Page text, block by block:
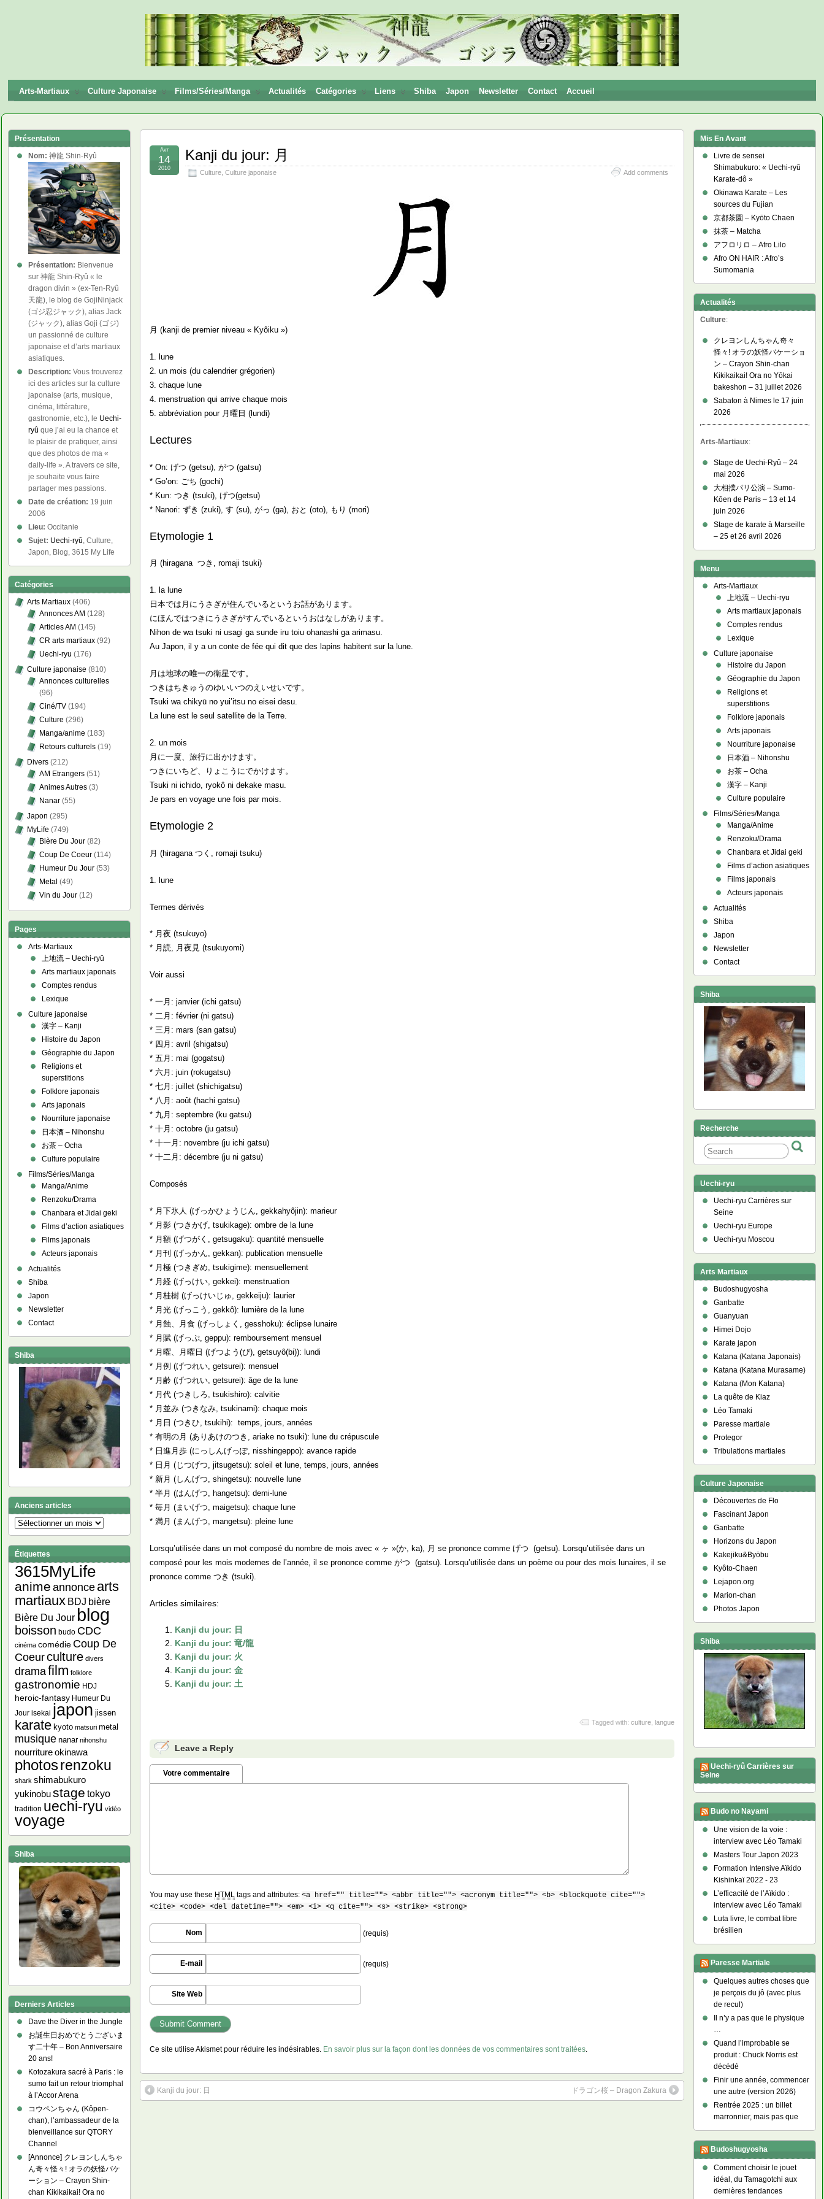
Ryū
Arts-Martiaux Culture Japonaise Films/Séries/Manga Actualités Catégories Liens Shiba Japon Newsletter Contact Accueil
Kanji du jour: 月
Culture ,Culture japonaise Add comments
Avr
14
2010
月 (kanji de premier niveau « Kyôiku »)
1. lune
2. un mois (du calendrier grégorien)
3. chaque lune
4. menstruation qui arrive chaque mois
5. abbréviation pour 月曜日 (lundi)
Lectures
* On: げつ (getsu), がつ (gatsu)
* Go’on: ごち (gochi)
* Kun: つき (tsuki), げつ(getsu)
* Nanori: ずき (zuki), す (su), がっ (ga), おと (oto), もり (mori)
Etymologie 1
月 (hiragana つき, romaji tsuki)
1. la lune
日本では月にうさぎが住んでいるというお話があります。
にほんではつきにうさぎがすんでいるというおはなしがあります。
Nihon de wa tsuki ni usagi ga sunde iru toiu ohanashi ga arimasu.
Au Japon, il y a un conte de fée qui dit que des lapins habitent sur la lune.
月は地球の唯一の衛星です。
つきはちきゅうのゆいいつのえいせいです。
Tsuki wa chikyū no yui’itsu no eisei desu.
La lune est le seul satellite de la Terre.
2. un mois
月に一度、旅行に出かけます。
つきにいちど、りょこうにでかけます。
Tsuki ni ichido, ryokô ni dekake masu.
Je pars en voyage une fois par mois.
Etymologie 2
月 (hiragana つく, romaji tsuku)
1. lune
Termes dérivés
* 月夜 (tsukuyo)
* 月読, 月夜見 (tsukuyomi)
Voir aussi
* 一月: janvier (ichi gatsu)
* 二月: février (ni gatsu)
* 三月: mars (san gatsu)
* 四月: avril (shigatsu)
* 五月: mai (gogatsu)
* 六月: juin (rokugatsu)
* 七月: juillet (shichigatsu)
* 八月: août (hachi gatsu)
* 九月: septembre (ku gatsu)
* 十月: octobre (ju gatsu)
* 十一月: novembre (ju ichi gatsu)
* 十二月: décembre (ju ni gatsu)
Composés
* 月下氷人 (げっかひょうじん, gekkahyôjin): marieur
* 月影 (つきかげ, tsukikage): ombre de la lune
* 月額 (げつがく, getsugaku): quantité mensuelle
* 月刊 (げっかん, gekkan): publication mensuelle
* 月極 (つきぎめ, tsukigime): mensuellement
* 月経 (げっけい, gekkei): menstruation
* 月桂樹 (げっけいじゅ, gekkeiju): laurier
* 月光 (げっこう, gekkô): lumière de la lune
* 月蝕、月食 (げっしょく, gesshoku): éclipse lunaire
* 月賦 (げっぷ, geppu): remboursement mensuel
* 月曜、月曜日 (げつよう(び), getsuyô(bi)): lundi
* 月例 (げつれい, getsurei): mensuel
* 月齢 (げつれい, getsurei): âge de la lune
* 月代 (つきしろ, tsukishiro): calvitie
* 月並み (つきなみ, tsukinami): chaque mois
* 月日 (つきひ, tsukihi): temps, jours, années
* 有明の月 (ありあけのつき, ariake no tsuki): lune du crépuscule
* 日進月歩 (にっしんげっぽ, nisshingeppo): avance rapide
* 日月 (じつげつ, jitsugetsu): soleil et lune, temps, jours, années
* 新月 (しんげつ, shingetsu): nouvelle lune
* 半月 (はんげつ, hangetsu): demi-lune
* 毎月 (まいげつ, maigetsu): chaque lune
* 満月 (まんげつ, mangetsu): pleine lune
Lorsqu’utilisée dans un mot composé du nombre de mois avec « ヶ »(か, ka), 月 se prononce comme げつ (getsu). Lorsqu’utilisée dans un
composé pour les mois modernes de l’année, il se prononce comme がつ (gatsu). Lorsqu’utilisée dans un poème ou pour des mois lunaires, il se
prononce comme つき (tsuki).
Articles similaires:
Kanji du jour: 日
Kanji du jour: 竜/龍
Kanji du jour: 火
Kanji du jour: 金
Kanji du jour: 土
Tagged with: culture, langue
Leave a Reply
Votre commentaire
You may use these HTML tags and attributes:<a href="" title=""> <abbr title=""> <acronym title=""> <b> <blockquote cite="">
<cite> <code> <del datetime=""> <em> <i> <q cite=""> <s> <strike> <strong>
Nom (requis)
E-mail (requis)
Site Web
Ce site utilise Akismet pour réduire les indésirables. En savoir plus sur la façon dont les données de vos commentaires sont traitées.
Kanji du jour: 日 ドラゴン桜 – Dragon Zakura
Présentation
Nom: 神龍 Shin-Ryû
Présentation: Bienvenue
sur 神龍 Shin-Ryû « le
dragon divin » (ex-Ten-Ryû
天龍), le blog de GojiNinjack
(ゴジ忍ジャック), alias Jack
(ジャック), alias Goji (ゴジ)
un passionné de culture
japonaise et d’arts martiaux
asiatiques.
Description: Vous trouverez
ici des articles sur la culture
japonaise (arts, musique,
cinéma, littérature,
gastronomie, etc.), le Uechi-
ryû que j’ai eu la chance et
le plaisir de pratiquer, ainsi
que des photos de ma «
daily-life ». A travers ce site,
je souhaite vous faire
partager mes passions.
Date de création: 19 juin
2006
Lieu: Occitanie
Sujet: Uechi-ryû, Culture,
Japon, Blog, 3615 My Life
Catégories
Arts Martiaux (406)
Annonces AM (128)
Articles AM (145)
CR arts martiaux (92)
Uechi-ryu (176)
Culture japonaise (810)
Annonces culturelles
(96)
Ciné/TV (194)
Culture (296)
Manga/anime (183)
Retours culturels (19)
Divers (212)
AM Etrangers (51)
Animes Autres (3)
Nanar (55)
Japon (295)
MyLife (749)
Bière Du Jour (82)
Coup De Coeur (114)
Humeur Du Jour (53)
Metal (49)
Vin du Jour (12)
Pages
Arts-Martiaux
上地流 – Uechi-ryū
Arts martiaux japonais
Comptes rendus
Lexique
Culture japonaise
漢字 – Kanji
Histoire du Japon
Géographie du Japon
Religions et
superstitions
Folklore japonais
Arts japonais
Nourriture japonaise
日本酒 – Nihonshu
お茶 – Ocha
Culture populaire
Films/Séries/Manga
Manga/Anime
Renzoku/Drama
Chanbara et Jidai geki
Films d’action asiatiques
Films japonais
Acteurs japonais
Actualités
Shiba
Japon
Newsletter
Contact
Shiba
Anciens articles
Anciens
articles
Étiquettes
3615MyLife
anime annonce arts
martiaux BDJ bière
Bière Du Jour blog
boisson budo CDC
cinéma comédie Coup De
Coeurculture divers
dramafilm folklore
gastronomie HDJ
heroic-fantasy Humeur Du
Jour isekai japon jissen
karate kyoto matsuri metal
musique nanar nihonshu
nourriture okinawa
photosrenzoku
shark shimabukuro
yukinobu stage tokyo
tradition uechi-ryu vidéo
voyage
Shiba
Derniers Articles
Dave the Diver in the Jungle
お誕生日おめでとうございま
す二十年 – Bon Anniversaire
20 ans!
Kotozakura sacré à Paris : le
sumo fait un retour triomphal
à l’Accor Arena
コウペンちゃん (Kôpen-
chan), l’ambassadeur de la
bienveillance sur QTORY
Channel
[Annonce] クレヨンしんちゃ
ん奇々怪々! オラの妖怪バケ
ーション – Crayon Shin-
chan Kikikaikai! Ora no
Mis En Avant
Livre de sensei
Shimabukuro: « Uechi-ryû
Karate-dô »
Okinawa Karate – Les
sources du Fujian
京都茶園 – Kyōto Chaen
抹茶 – Matcha
アフロリロ – Afro Lilo
Afro ON HAIR : Afro’s
Sumomania
Actualités
Culture:
クレヨンしんちゃん奇々
怪々! オラの妖怪バケーショ
ン – Crayon Shin-chan
Kikikaikai! Ora no Yōkai
bakeshon – 31 juillet 2026
Sabaton à Nimes le 17 juin
2026
Arts-Martiaux:
Stage de Uechi-Ryû – 24
mai 2026
大相撲パリ公演 – Sumo-
Kōen de Paris – 13 et 14
juin 2026
Stage de karate à Marseille
– 25 et 26 avril 2026
Menu
Arts-Martiaux
上地流 – Uechi-ryu
Arts martiaux japonais
Comptes rendus
Lexique
Culture japonaise
Histoire du Japon
Géographie du Japon
Religions et
superstitions
Folklore japonais
Arts japonais
Nourriture japonaise
日本酒 – Nihonshu
お茶 – Ocha
漢字 – Kanji
Culture populaire
Films/Séries/Manga
Manga/Anime
Renzoku/Drama
Chanbara et Jidai geki
Films d’action asiatiques
Films japonais
Acteurs japonais
Actualités
Shiba
Japon
Newsletter
Contact
Shiba
Recherche
Uechi-ryu
Uechi-ryu Carrières sur
Seine
Uechi-ryu Europe
Uechi-ryu Moscou
Arts Martiaux
Budoshugyosha
Ganbatte
Guanyuan
Himei Dojo
Karate japon
Katana (Katana Japonais)
Katana (Katana Murasame)
Katana (Mon Katana)
La quête de Kiaz
Léo Tamaki
Paresse martiale
Protegor
Tribulations martiales
Culture Japonaise
Découvertes de Flo
Fascinant Japon
Ganbatte
Horizons du Japon
Kakejiku&Byōbu
Kyôto-Chaen
Lejapon.org
Marion-chan
Photos Japon
Shiba
Uechi-ryû Carrières sur
Seine
Budo no Nayami
Une vision de la voie :
interview avec Léo Tamaki
Masters Tour Japon 2023
Formation Intensive Aïkido
Kishinkaï 2022 - 23
L’efficacité de l’Aïkido :
interview avec Léo Tamaki
Luta livre, le combat libre
brésilien
Paresse Martiale
Quelques autres choses que
je perçois du jô (avec plus
de recul)
Il n’y a pas que le physique
…
Quand l’improbable se
produit : Chuck Norris est
décédé
Finir une année, commencer
une autre (version 2026)
Rentrée 2025 : un billet
marronnier, mais pas que
Budoshugyosha
Comment choisir le jouet
idéal, du Tamagotchi aux
dernières tendances